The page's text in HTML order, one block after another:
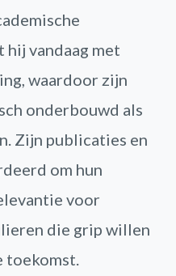
vandaag met
waardoor zijn
onderbouwd als
Zijn publicaties en
om hun
voor
die grip willen
toekomst.